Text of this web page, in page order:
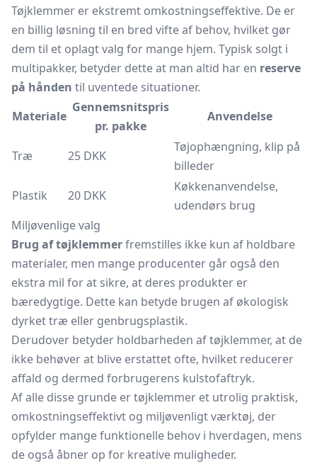
Tøjklemmer er ekstremt omkostningseffektive. De er
en billig løsning til en bred vifte af behov, hvilket gør
dem til et oplagt valg for mange hjem. Typisk solgt i
multipakker, betyder dette at man altid har en reserve
på hånden til uventede situationer.
Materiale
Gennemsnitspris
pr. pakke
Anvendelse
Træ 25 DKK
Tøjophængning, klip på
billeder
Plastik
20 DKK
Køkkenanvendelse,
udendørs brug
Miljøvenlige valg
Brug af tøjklemmerfremstilles ikke kun af holdbare
materialer, men mange producenter går også den
ekstra mil for at sikre, at deres produkter er
bæredygtige. Dette kan betyde brugen af økologisk
dyrket træ eller genbrugsplastik.
Derudover betyder holdbarheden af tøjklemmer, at de
ikke behøver at blive erstattet ofte, hvilket reducerer
affald og dermed forbrugerens kulstofaftryk.
Af alle disse grunde er tøjklemmer et utrolig praktisk,
omkostningseffektivt og miljøvenligt værktøj, der
opfylder mange funktionelle behov i hverdagen, mens
de også åbner op for kreative muligheder.